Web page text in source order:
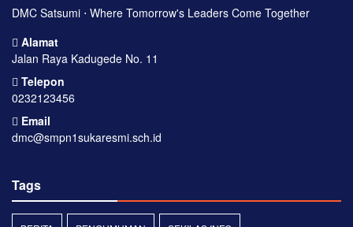
DMC Satsumi ⋅ Where Tomorrow's Leaders Come Together
Alamat
Jalan Raya Kadugede No. 11
Telepon
0232123456
Email
dmc@smpn1sukaresmi.sch.id
Tags